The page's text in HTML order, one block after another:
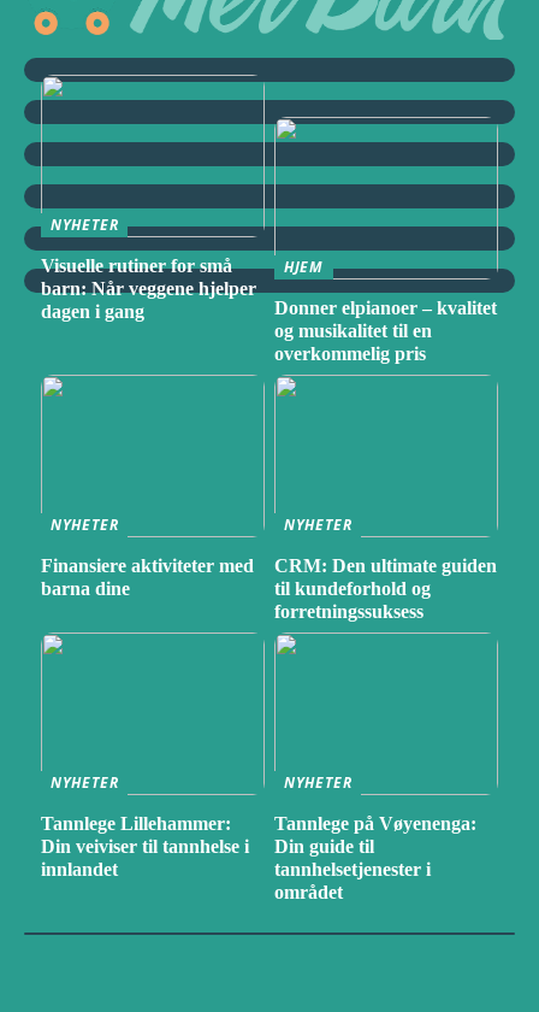
NYHETER
Visuelle rutiner for små
barn: Når veggene hjelper
dagen i gang
HJEM
Donner elpianoer – kvalitet
og musikalitet til en
overkommelig pris
NYHETER
Finansiere aktiviteter med
barna dine
NYHETER
CRM: Den ultimate guiden
til kundeforhold og
forretningssuksess
NYHETER
Tannlege Lillehammer:
Din veiviser til tannhelse i
innlandet
NYHETER
Tannlege på Vøyenenga:
Din guide til
tannhelsetjenester i
området